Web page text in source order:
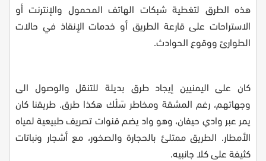
هذه الطرق لتغطية شبكات الهاتف المحمول والإنترنت أو
الاستراحات على قارعة الطريق أو خدمات الإنقاذ في حالات
الطوارئ ووقوع الحوادث.
كان على اليمنيين إيجاد طرق بديلة للتنقل والوصول الى
وجهاتهم، رغم المشقة ومخاطر سَلْك هكذا طرق. طريقنا كان
يمر عبر وادي حيفان، وهو واد يضم قنوات تصريف طبيعية لمياه
الأمطار. الطريق ممتلئ بالحجارة والصخور، مع أشجار ونباتات
كثيفة على كلا جانبيه.